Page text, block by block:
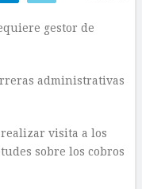
gestor de
administrativas
visita a los
sobre los cobros